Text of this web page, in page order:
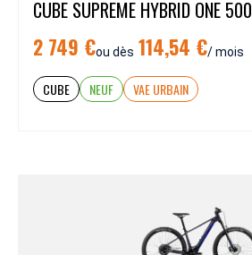
CUBE SUPREME HYBRID ONE 500
2 749 €ou dès 114,54 €/ mois
CUBE NEUF VAE URBAIN